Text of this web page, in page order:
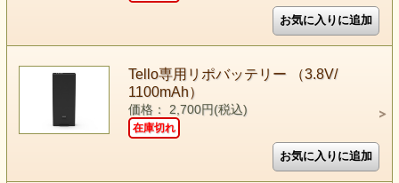
Tello専用リポバッテリー （3.8V/
1100mAh）
価格： 2,700円(税込)
在庫切れ